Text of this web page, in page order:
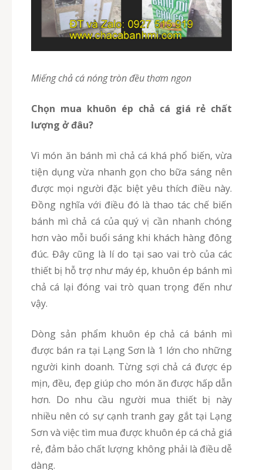
Miếng chả cá nóng tròn đều thơm ngon
Chọn mua khuôn ép chả cá giá rẻ chất
lượng ở đâu?
Vì món ăn bánh mì chả cá khá phổ biến, vừa
tiện dụng vừa nhanh gọn cho bữa sáng nên
được mọi người đặc biệt yêu thích điều này.
Đồng nghĩa với điều đó là thao tác chế biến
bánh mì chả cá của quý vị cần nhanh chóng
hơn vào mỗi buổi sáng khi khách hàng đông
đúc. Đây cũng là lí do tại sao vai trò của các
thiết bị hỗ trợ như máy ép, khuôn ép bánh mì
chả cá lại đóng vai trò quan trọng đến như
vậy.
Dòng sản phẩm khuôn ép chả cá bánh mì
được bán ra tại Lạng Sơn là 1 lớn cho những
người kinh doanh. Từng sợi chả cá được ép
mịn, đều, đẹp giúp cho món ăn được hấp dẫn
hơn. Do nhu cầu người mua thiết bị này
nhiều nên có sự cạnh tranh gay gắt tại Lạng
Sơn và việc tìm mua được khuôn ép cá chả giá
rẻ, đảm bảo chất lượng không phải là điều dễ
dàng.